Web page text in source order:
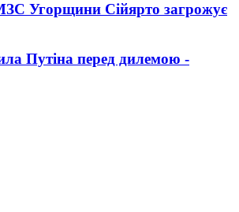
Угорщини Сійярто загрожує
Путіна перед дилемою -